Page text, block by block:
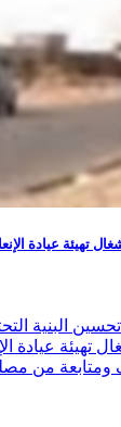
البنية
تهيئة عيادة
من